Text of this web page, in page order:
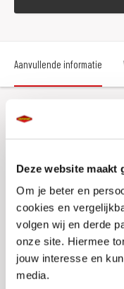
Deze website maakt
Om je beter en
cookies en
volgen wij en derde
onze site. Hiermee
jouw interesse en
media.
Aanvullende informatie
Merk
Gewicht
0
Titel
SKU
Offline Sales